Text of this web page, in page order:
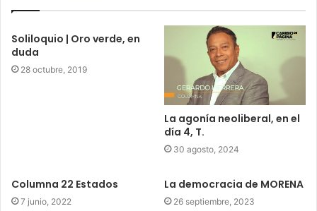
Soliloquio | Oro verde, en
duda
28 octubre, 2019
La agonía neoliberal, en el
día 4, T.
30 agosto, 2024
Columna 22 Estados
7 junio, 2022
La democracia de MORENA
26 septiembre, 2023